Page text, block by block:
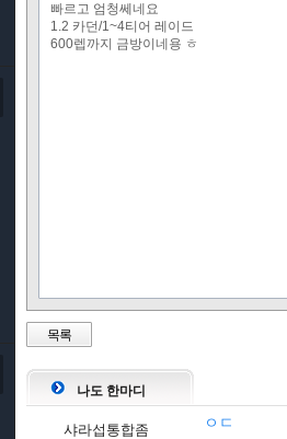
오버드라이브
빠르고 엄청쎄네요
1.2 카던/1~4티어 레이드
600렙까지 금방이네용 ㅎ
목록
나도 한마디
샤라섭통합좀 ㅇㄷ